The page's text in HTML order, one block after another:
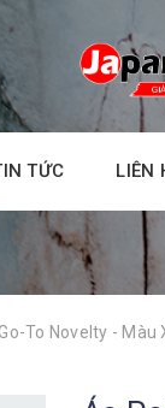
TỨC LIÊN
To Novelty -